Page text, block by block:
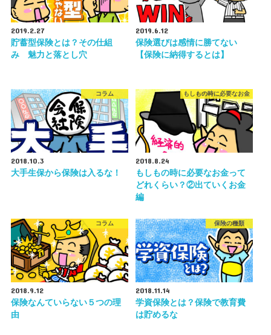
2019.2.27
貯蓄型保険とは？その仕組
み 魅力と落とし穴
2019.6.12
保険選びは感情に勝てない
【保険に納得するとは】
コラム
2018.10.3
大手生保から保険は入るな！
もしもの時に必要なお金
2018.8.24
もしもの時に必要なお金って
どれくらい？②出ていくお金
編
コラム
2018.9.12
保険なんていらない５つの理
由
保険の種類
2018.11.14
学資保険とは？保険で教育費
は貯めるな